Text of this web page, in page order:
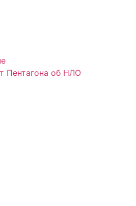
Пентагона об НЛО